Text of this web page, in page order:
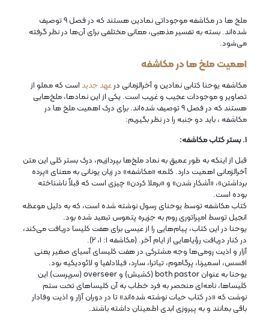
ملخ‌ ها در مکاشفه موجوداتی نمادین هستند که در فصل ۹ توصیف
شده‌اند. بسته به تفسیر مذهبی، معانی مختلفی برای آن‌ها در نظر گرفته
می‌شود.
اهمیت ملخ‌ ها در مکاشفه
مکاشفه یوحنا کتابی نمادین و آخرالزمانی درعهد جدیداست که مملو از
تصاویر و موجودات عجیب و غریب است. یکی از این نمادها، ملخ‌هایی
هستند که در فصل ۹ توصیف شده‌اند. برای درک اهمیت ملخ‌ ها در
مکاشفه ، باید دو جنبه را در نظر بگیریم:
۱. بستر کتاب مکاشفه:
قبل از اینکه به طور عمیق به نماد ملخ‌ها بپردازیم، درک بستر کلی این متن
آخرالزمانی اهمیت دارد. کلمه «مکاشفه» در زبان یونانی به معنای «پرده
برداشتن»، «آشکار شدن» و «برملا کردن» چیزی است که قبلاً ناشناخته
بوده است.
کتاب مکاشفه توسط یوحنای رسول نوشته شده است، که به دلیل موعظه
انجیل توسط امپراتوری روم به جزیره پتموس تبعید شده بود.
یوحنا در این کتاب، پیام‌هایی را از عیسی برای هفت کلیسا دریافت می‌کند،
در کنار دریافت رؤیاهایی از ایام آخر. (مکاشفه ۱: ۱، ۲).
آزار و اذیت رومی‌ها وجه مشترکی در هفت کلیسای آسیای صغیر یعنی
افسس، اسمیرنا، پرگاموم، تیاترا، سارد، فیلادلفیا و لائودیکیه بود.
یوحنا به عنوان both pastor (کشیش) و overseer (سرپرست) این
کلیساها، نامه‌ای منحصر به فرد خطاب به آن کلیساهای تحت ستم
نوشت که «در کتاب حیات نوشته شده‌اند» تا در دوران آزار و اذیت وفادار
باقی بمانند و به پیروزی ابدی اطمینان داشته باشند.